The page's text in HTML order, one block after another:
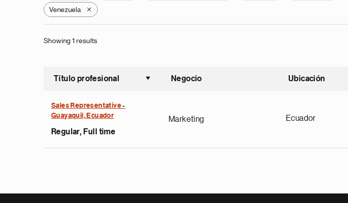
Venezuela X
Showing 1 results
Título profesional
Ordenar ascendente
Negocio Ubicación
Sales Representative -
Guayaquil, Ecuador
Regular, Full time
Marketing Ecuador